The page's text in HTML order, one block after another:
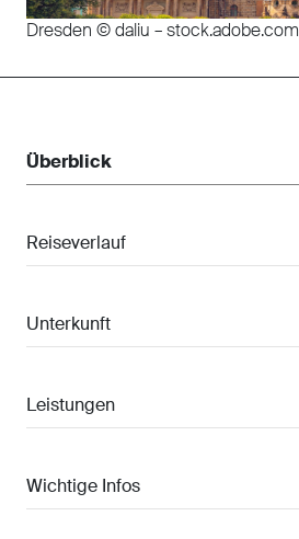
Dresden © daliu – stock.adobe.com